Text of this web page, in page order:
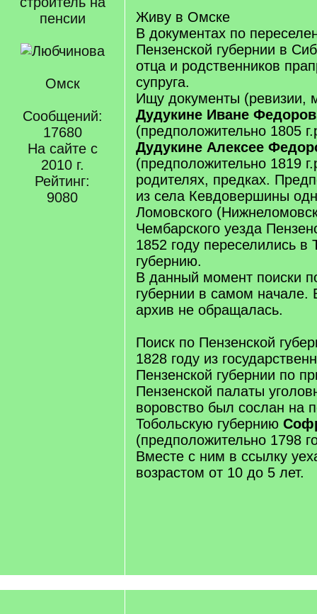
пенсии
Омск
Сообщений:
17680
На сайте с
2010 г.
Рейтинг:
9080
Живу в Омске
В документах по
Пензенской губернии в
отца и родственников
супруга.
Ищу документы (ревизии,
Дудукине Иване
(предположительно 1805
Дудукине Алексее
(предположительно 1819
родителях, предках.
из села Кевдовершины
Ломовского
Чембарского уезда
1852 году переселились в
губернию.
В данный момент поиски
губернии в самом начале.
архив не обращалась.
Поиск по Пензенской
1828 году из
Пензенской губернии по
Пензенской палаты
воровство был сослан на
Тобольскую губернию
(предположительно 1798
Вместе с ним в ссылку
возрастом от 10 до 5 лет.